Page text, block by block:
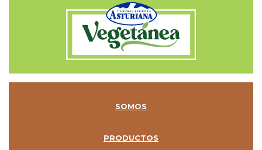
SOMOS
PRODUCTOS